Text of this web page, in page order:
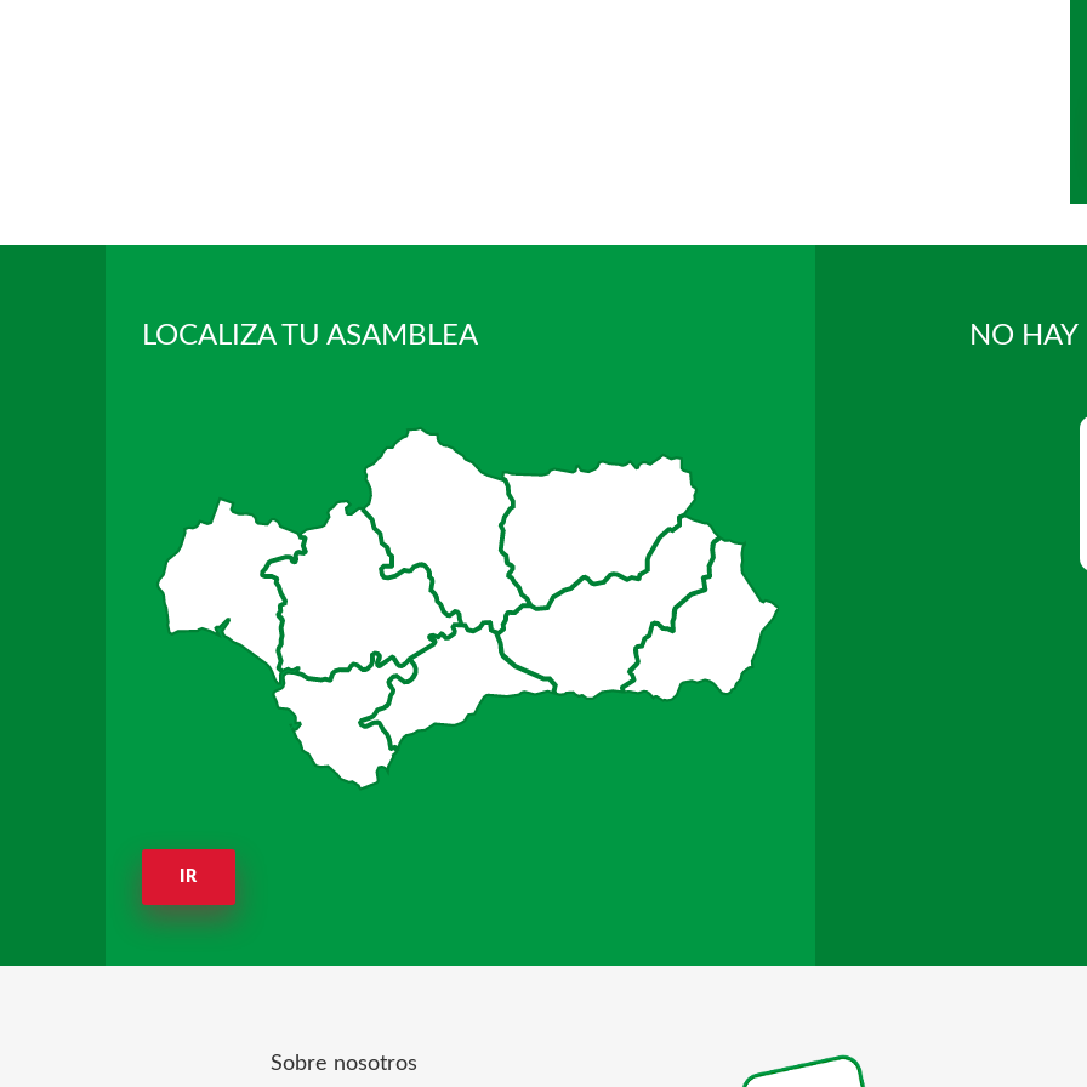
LOCALIZA TU ASAMBLEA
IR
NO HAY
Sobre nosotros